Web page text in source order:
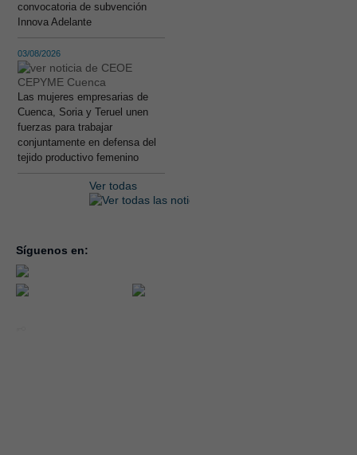
convocatoria de subvención
Innova Adelante
03/08/2026
Las mujeres empresarias de
Cuenca, Soria y Teruel unen
fuerzas para trabajar
conjuntamente en defensa del
tejido productivo femenino
Ver todas
Síguenos en: